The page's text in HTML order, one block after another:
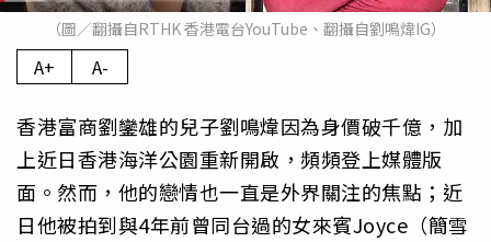
（圖／翻攝自RTHK 香港電台YouTube、翻攝自劉鳴煒IG）
A+ A-
香港富商劉鑾雄的兒子劉鳴煒因為身價破千億，加
上近日香港海洋公園重新開啟，頻頻登上媒體版
面。然而，他的戀情也一直是外界關注的焦點；近
日他被拍到與4年前曾同台過的女來賓Joyce（簡雪